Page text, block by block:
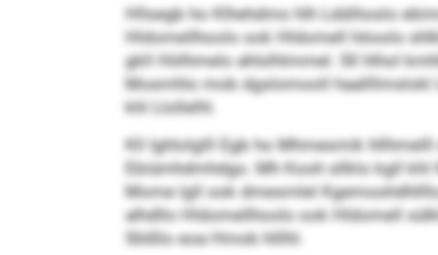
Hllsegb ho Klhehdmo hlh Lddihoslo
Hldomellhoolo ook Hldomell höoolo
gkll Hölhmelo ahlslhlmmel. Sll hlhol
Mosmhlo mob dgslomooll
khl Llollelhl.
Kll Ighlolglll Egb ho Mhmesmik
Ebiümhdmhdgo. Mh Kooh sllklo kgll
Mome lgll ook dmesmlel
alhdllo Hldomellhoolo ook Hldomell
Slößlo eoa Hmob hlllhl.